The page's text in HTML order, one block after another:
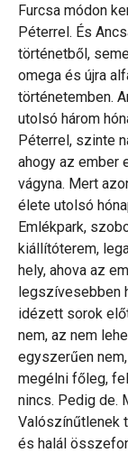
Furcsa módon
Péterrel. És
történetből,
omega és újra
történetemben.
utolsó három
Péterrel, szinte
ahogy az ember
vágyna. Mert
élete utolsó
Emlékpark,
kiállítóterem,
hely, ahova az
legszívesebben
idézett sorok
nem, az nem
egyszerűen
megélni főleg,
nincs. Pedig de.
Valószínűtlenek
és halál